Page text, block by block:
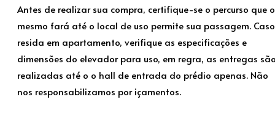
Antes de realizar sua compra, certifique-se o percurso que o
mesmo fará até o local de uso permite sua passagem. Caso
resida em apartamento, verifique as especificações e
dimensões do elevador para uso, em regra, as entregas
realizadas até o o hall de entrada do prédio apenas. Não
nos responsabilizamos por içamentos.